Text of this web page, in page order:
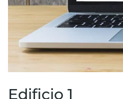
Edificio 1